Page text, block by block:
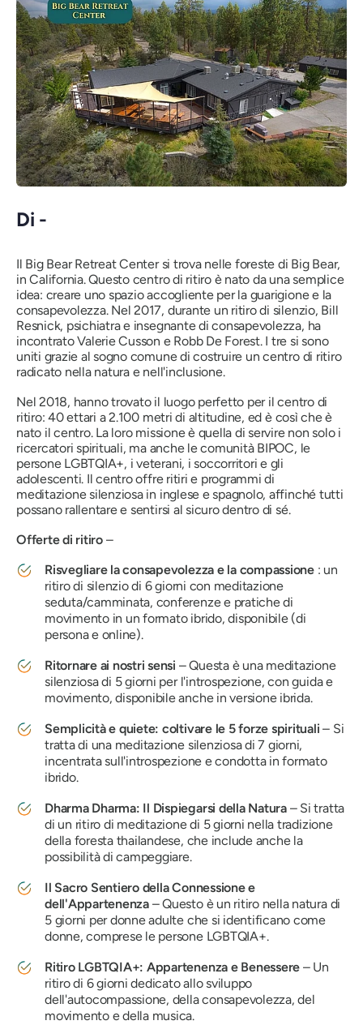
Di -
Il Big Bear Retreat Center si trova nelle foreste di Big Bear,
in California. Questo centro di ritiro è nato da una semplice
idea: creare uno spazio accogliente per la guarigione e la
consapevolezza. Nel 2017, durante un ritiro di silenzio, Bill
Resnick, psichiatra e insegnante di consapevolezza, ha
incontrato Valerie Cusson e Robb De Forest. I tre si sono
uniti grazie al sogno comune di costruire un centro di ritiro
radicato nella natura e nell'inclusione.
Nel 2018, hanno trovato il luogo perfetto per il centro di
ritiro: 40 ettari a 2.100 metri di altitudine, ed è così che è
nato il centro. La loro missione è quella di servire non solo i
ricercatori spirituali, ma anche le comunità BIPOC, le
persone LGBTQIA+, i veterani, i soccorritori e gli
adolescenti. Il centro offre ritiri e programmi di
meditazione silenziosa in inglese e spagnolo, affinché tutti
possano rallentare e sentirsi al sicuro dentro di sé.
Offerte di ritiro–
Risvegliare la consapevolezza e la compassione: un
ritiro di silenzio di 6 giorni con meditazione
seduta/camminata, conferenze e pratiche di
movimento in un formato ibrido, disponibile (di
persona e online).
Ritornare ai nostri sensi – Questa è una meditazione
silenziosa di 5 giorni per l'introspezione, con guida e
movimento, disponibile anche in versione ibrida.
Semplicità e quiete: coltivare le 5 forze spirituali – Si
tratta di una meditazione silenziosa di 7 giorni,
incentrata sull'introspezione e condotta in formato
ibrido.
Dharma Dharma: Il Dispiegarsi della Natura– Si tratta
di un ritiro di meditazione di 5 giorni nella tradizione
della foresta thailandese, che include anche la
possibilità di campeggiare.
Il Sacro Sentiero della Connessione e
dell'Appartenenza– Questo è un ritiro nella natura di
5 giorni per donne adulte che si identificano come
donne, comprese le persone LGBTQIA+.
Ritiro LGBTQIA+: Appartenenza e Benessere – Un
ritiro di 6 giorni dedicato allo sviluppo
dell'autocompassione, della consapevolezza, del
movimento e della musica.